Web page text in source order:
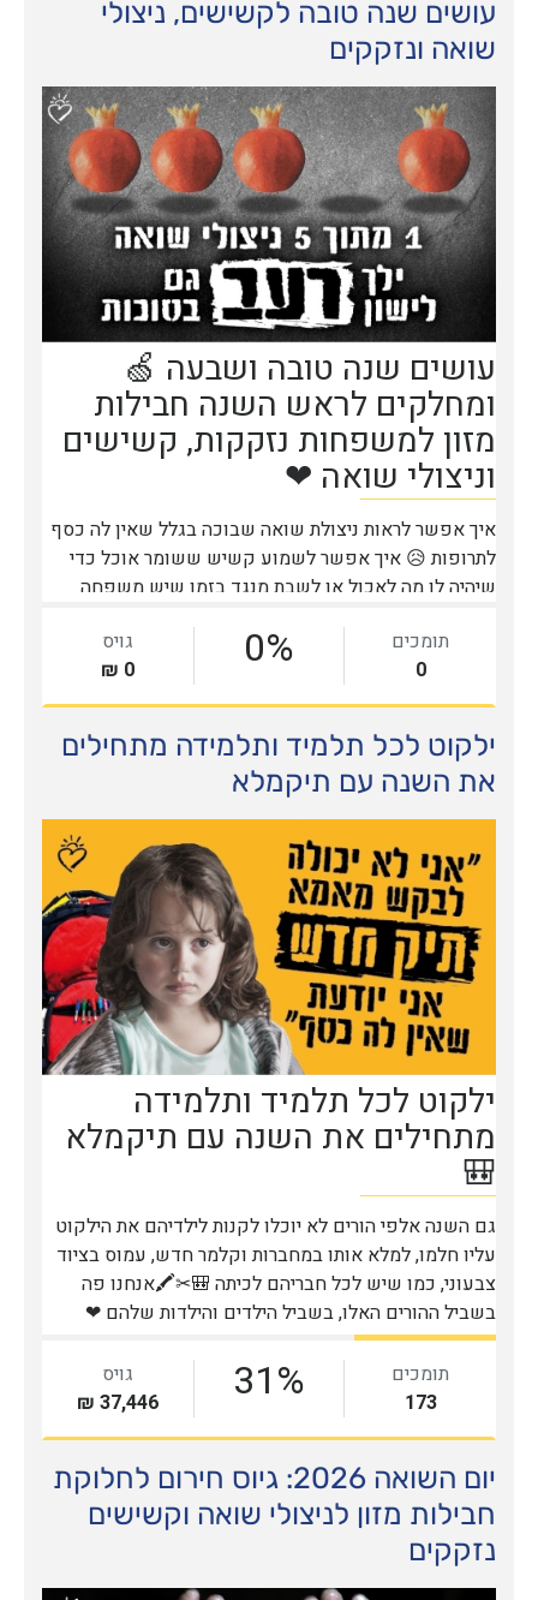
עושים שנה טובה לקשישים, ניצולי
שואה ונזקקים
ילקוט לכל תלמיד ותלמידה מתחילים
את השנה עם תיקמלא
יום השואה 2026: גיוס חירום לחלוקת
חבילות מזון לניצולי שואה וקשישים
נזקקים